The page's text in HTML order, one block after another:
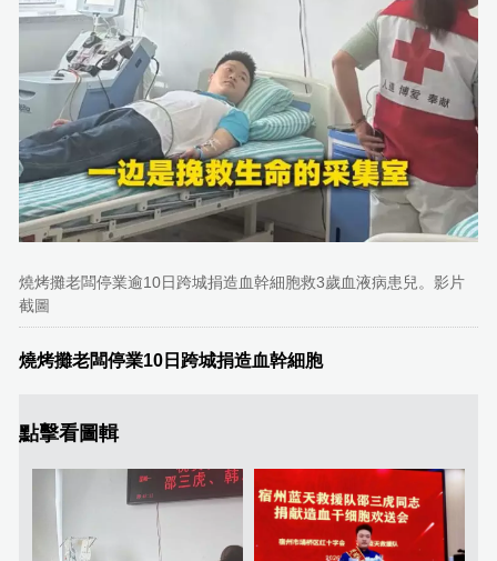
燒烤攤老闆停業逾10日跨城捐造血幹細胞救3歲血液病患兒。影片
截圖
燒烤攤老闆停業10日跨城捐造血幹細胞
點擊看圖輯